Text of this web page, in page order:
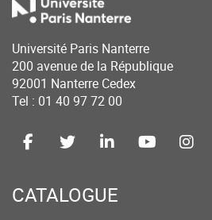
Université Paris Nanterre
200 avenue de la République
92001 Nanterre Cedex
Tel : 01 40 97 72 00
CATALOGUE